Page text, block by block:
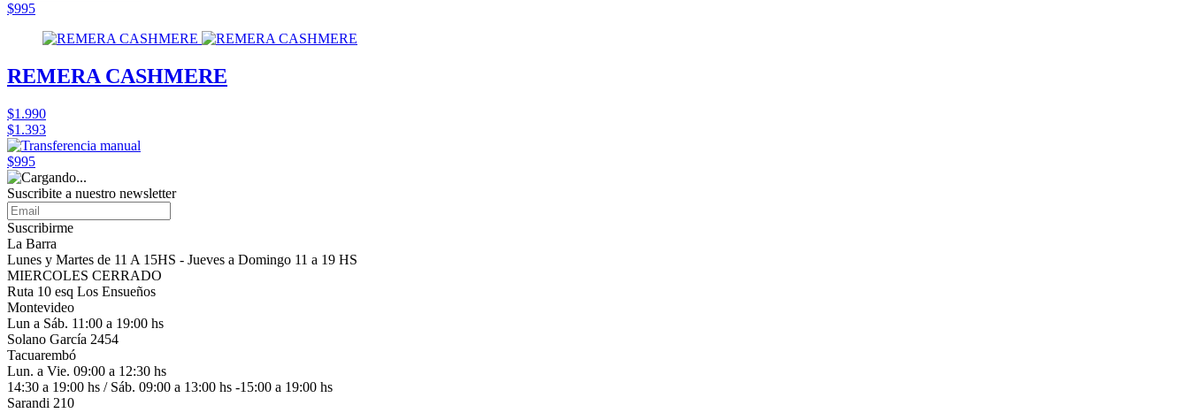
$995
REMERA CASHMERE
$1.990
$1.393
$995
Suscribite a nuestro newsletter
Suscribirme
La Barra
Lunes y Martes de 11 A 15HS - Jueves a Domingo 11 a 19 HS
MIERCOLES CERRADO
Ruta 10 esq Los Ensueños
Montevideo
Lun a Sáb. 11:00 a 19:00 hs
Solano García 2454
Tacuarembó
Lun. a Vie. 09:00 a 12:30 hs
14:30 a 19:00 hs / Sáb. 09:00 a 13:00 hs -15:00 a 19:00 hs
Sarandi 210